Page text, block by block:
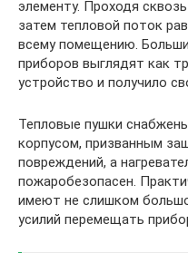
элементу. Проходя
затем тепловой поток
всему помещению.
приборов выглядят как
устройство и получило
Тепловые пушки
корпусом, призванным
повреждений, а
пожаробезопасен.
имеют не слишком
усилий перемещать